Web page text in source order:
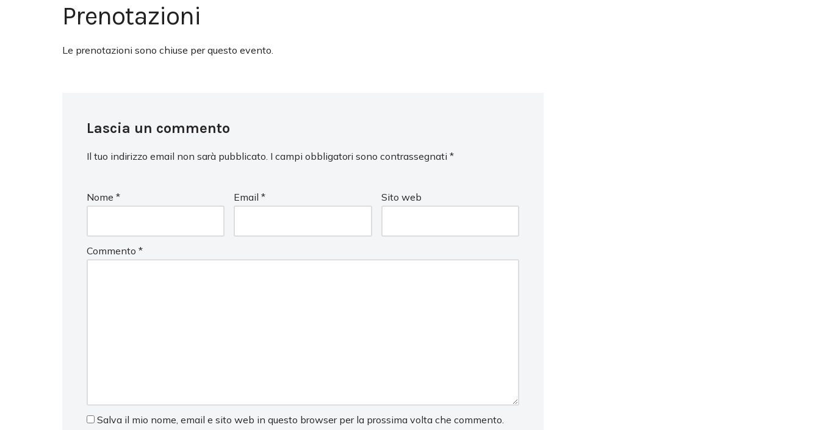
Prenotazioni
Le prenotazioni sono chiuse per questo evento.
Lascia un commento
Il tuo indirizzo email non sarà pubblicato. I campi obbligatori sono contrassegnati *
Nome * Email* Sito web
Commento *
Salva il mio nome, email e sito web in questo browser per la prossima volta che commento.